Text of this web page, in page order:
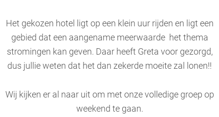
Het gekozen hotel ligt op een klein uur rijden en ligt een
gebied dat een aangename meerwaarde het thema
stromingen kan geven. Daar heeft Greta voor gezorgd,
dus jullie weten dat het dan zekerde moeite zal lonen!!
Wij kijken er al naar uit om met onze volledige groep op
weekend te gaan.